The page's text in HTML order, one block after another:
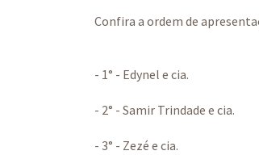
Confira a ordem de
- 1° - Edynel e cia.
- 2° - Samir Trindade e cia.
- 3° - Zezé e cia.